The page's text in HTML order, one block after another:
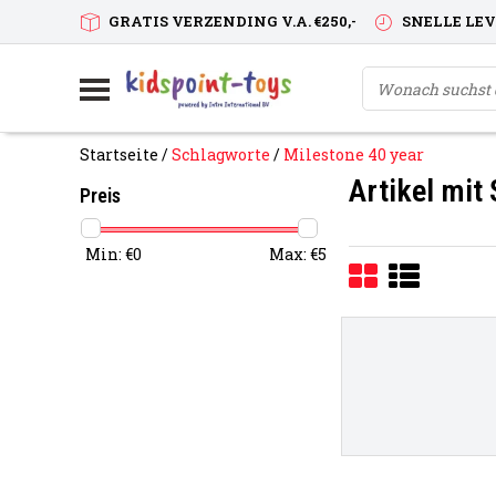
GRATIS VERZENDING V.A. €250,- SNELLE
Startseite /Schlagworte / Milestone 40 year
Preis
Min: €0 Max: €5
Artikel mit